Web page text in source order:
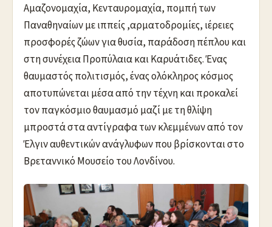
Αμαζονομαχία, Κενταυρομαχία, πομπή των
Παναθηναίων με ιππείς ,αρματοδρομίες, ιέρειες
προσφορές ζώων για θυσία, παράδοση πέπλου και
στη συνέχεια Προπύλαια και Καρυάτιδες. Ένας
θαυμαστός πολιτισμός, ένας ολόκληρος κόσμος
αποτυπώνεται μέσα από την τέχνη και προκαλεί
τον παγκόσμιο θαυμασμό μαζί με τη θλίψη
μπροστά στα αντίγραφα των κλεμμένων από τον
Έλγιν αυθεντικών ανάγλυφων που βρίσκονται στο
Βρεταννικό Μουσείο του Λονδίνου.